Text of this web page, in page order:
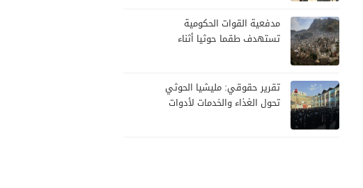
مدفعية القوات الحكومية
تستهدف طقما حوثيا أثناء
تقرير حقوقي: مليشيا الحوثي
تحول الغذاء والخدمات لأدوات